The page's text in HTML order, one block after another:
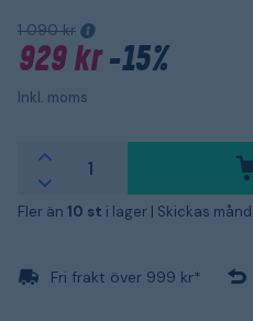
1 090 kr
929 kr-15%
Inkl. moms
Fler än 10 st i lager | Skickas
Fri frakt över 999 kr*